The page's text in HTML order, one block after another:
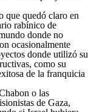
que quedó claro en
rabínico de
donde no
ocasionalmente
donde utilizó su
como su
de la franquicia
o las
de Gaza,